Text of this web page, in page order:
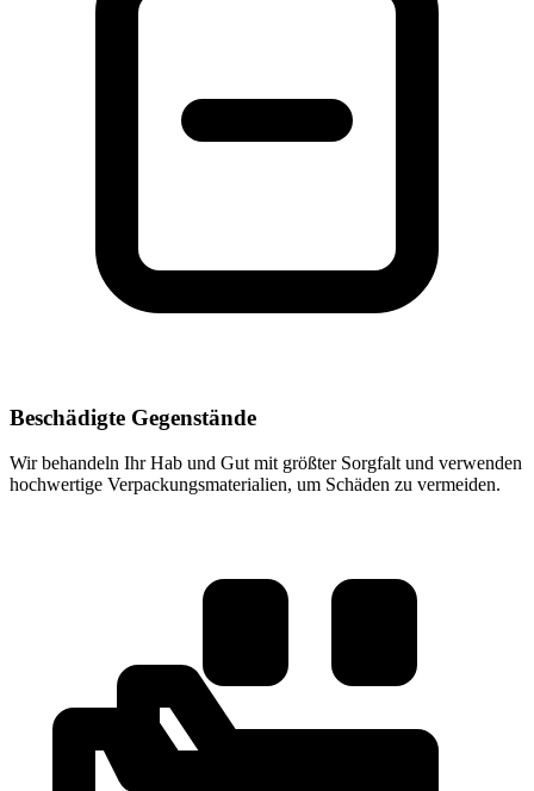
Beschädigte Gegenstände
Wir behandeln Ihr Hab und Gut mit größter Sorgfalt und verwenden
hochwertige Verpackungsmaterialien, um Schäden zu vermeiden.